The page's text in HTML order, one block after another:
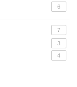
6
7
3
4